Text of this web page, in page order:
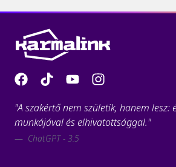
"A szakértő nem születik, hanem lesz:
munkájával és elhivatottsággal."
ChatGPT - 3.5